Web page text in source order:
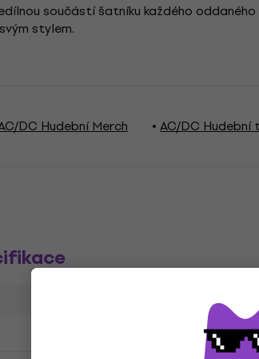
součástí šatníku každého
stylem.
DC Hudební Merch AC/DC Hudební